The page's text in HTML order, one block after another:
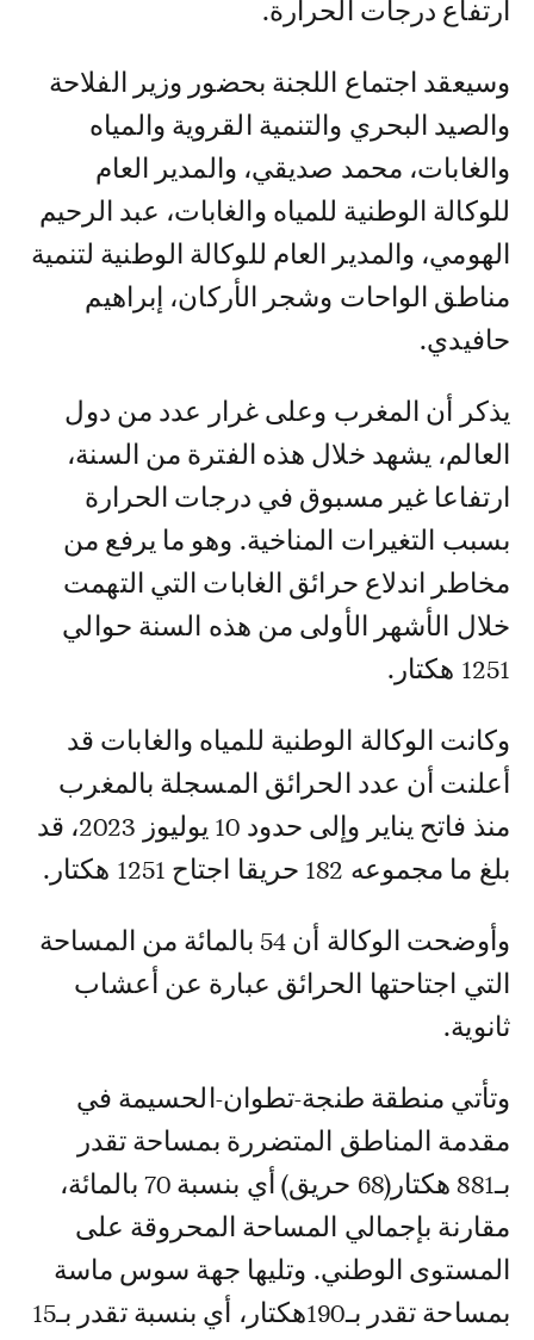
ارتفاع درجات الحرارة.
وسيعقد اجتماع اللجنة بحضور وزير الفلاحة
والصيد البحري والتنمية القروية والمياه
والغابات، محمد صديقي، والمدير العام
للوكالة الوطنية للمياه والغابات، عبد الرحيم
الهومي، والمدير العام للوكالة الوطنية لتنمية
مناطق الواحات وشجر الأركان، إبراهيم
حافيدي.
يذكر أن المغرب وعلى غرار عدد من دول
العالم، يشهد خلال هذه الفترة من السنة،
ارتفاعا غير مسبوق في درجات الحرارة
بسبب التغيرات المناخية. وهو ما يرفع من
مخاطر اندلاع حرائق الغابات التي التهمت
خلال الأشهر الأولى من هذه السنة حوالي
1251 هكتار.
وكانت الوكالة الوطنية للمياه والغابات قد
أعلنت أن عدد الحرائق المسجلة بالمغرب
منذ فاتح يناير وإلى حدود 10 يوليوز 2023، قد
بلغ ما مجموعه 182 حريقا اجتاح 1251 هكتار.
وأوضحت الوكالة أن 54 بالمائة من المساحة
التي اجتاحتها الحرائق عبارة عن أعشاب
ثانوية.
وتأتي منطقة طنجة-تطوان-الحسيمة في
مقدمة المناطق المتضررة بمساحة تقدر
بـ881 هكتار(68 حريق) أي بنسبة 70 بالمائة،
مقارنة بإجمالي المساحة المحروقة على
المستوى الوطني. وتليها جهة سوس ماسة
بمساحة تقدر بـ190هكتار، أي بنسبة تقدر بـ15